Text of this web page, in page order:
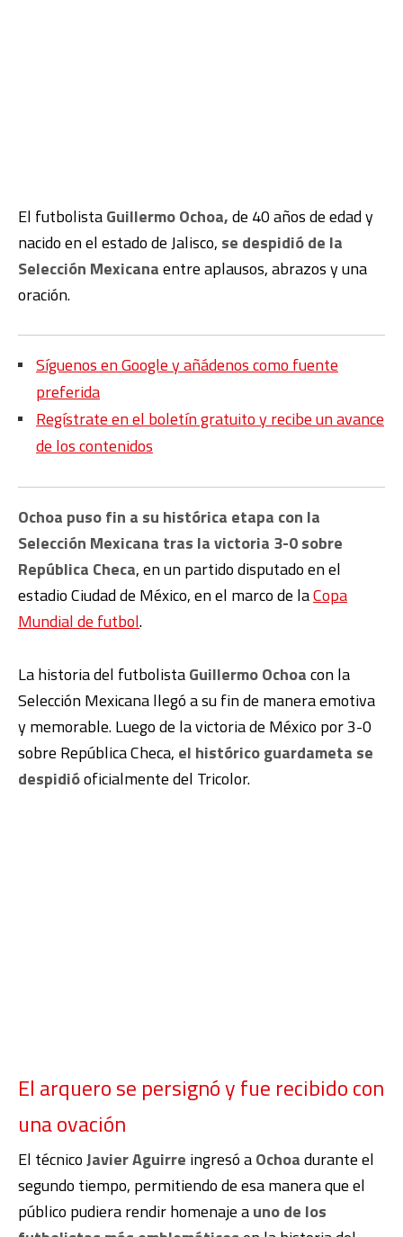
El futbolistaGuillermo Ochoa,de 40 años de edad y
nacido en el estado de Jalisco, se despidió de la
Selección Mexicanaentre aplausos, abrazos y una
oración.
Síguenos en Google y añádenos como fuente
preferida
Regístrate en el boletín gratuito y recibe un avance
de los contenidos
Ochoa puso fin a su histórica etapa con la
Selección Mexicana tras la victoria 3-0 sobre
República Checa, en un partido disputado en el
estadio Ciudad de México, en el marco de laCopa
Mundial de futbol.
La historia del futbolistaGuillermo Ochoacon la
Selección Mexicana llegó a su fin de manera emotiva
y memorable. Luego de la victoria de México por 3-0
sobre República Checa, el histórico guardameta se
despidióoficialmente del Tricolor.
El arquero se persignó y fue recibido con
una ovación
El técnicoJavier Aguirre ingresó aOchoadurante el
segundo tiempo, permitiendo de esa manera que el
público pudiera rendir homenaje auno de los